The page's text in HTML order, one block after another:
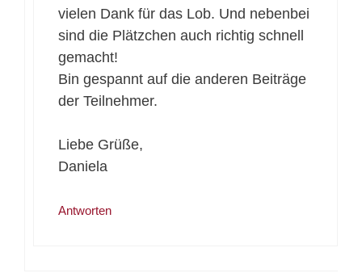
vielen Dank für das Lob. Und nebenbei
sind die Plätzchen auch richtig schnell
gemacht!
Bin gespannt auf die anderen Beiträge
der Teilnehmer.
Liebe Grüße,
Daniela
Antworten